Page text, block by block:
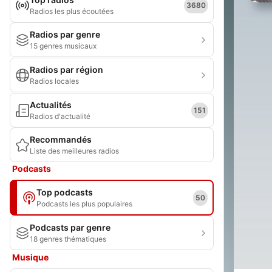
Radios les plus écoutées
3680
Radios par genre
15 genres musicaux
Radios par région
Radios locales
Actualités
Radios d'actualité
151
Recommandés
Liste des meilleures radios
Podcasts
Top podcasts
Podcasts les plus populaires
50
Podcasts par genre
18 genres thématiques
Musique